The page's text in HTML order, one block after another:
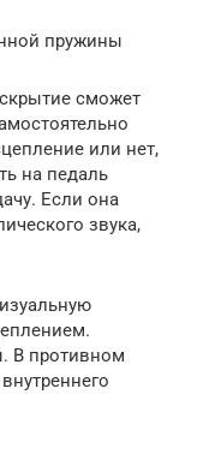
пружины
сможет
или нет,
на педаль
Если она
звука,
В противном